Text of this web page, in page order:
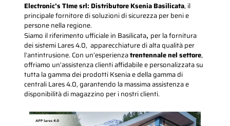
Electronic’s TIme srl: Distributore Ksenia Basilicata, il
principale fornitore di soluzioni di sicurezza per beni e
persone nella regione.
Siamo il riferimento ufficiale in Basilicata, per la fornitura
dei sistemi Lares 4.0, apparecchiature di alta qualità per
l’antintrusione. Con un’esperienzatrentennale nel settore,
offriamo un’assistenza clienti affidabile e personalizzata su
tutta la gamma dei prodotti Ksenia e della gamma di
centrali Lares 4.0, garantendo la massima assistenza e
disponibilità di magazzino per i nostri clienti.